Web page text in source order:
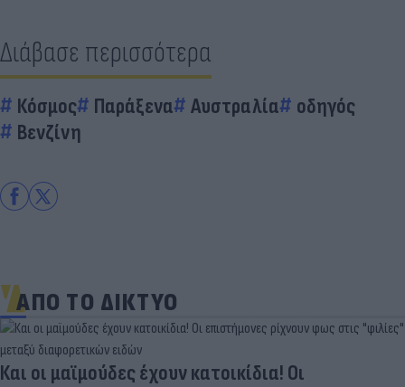
Διάβασε περισσότερα
Κόσμος Παράξενα Αυστραλία
οδηγός
Βενζίνη
ΑΠΟ ΤΟ ΔΙΚΤΥΟ
Και οι μαϊμούδες έχουν κατοικίδια! Οι